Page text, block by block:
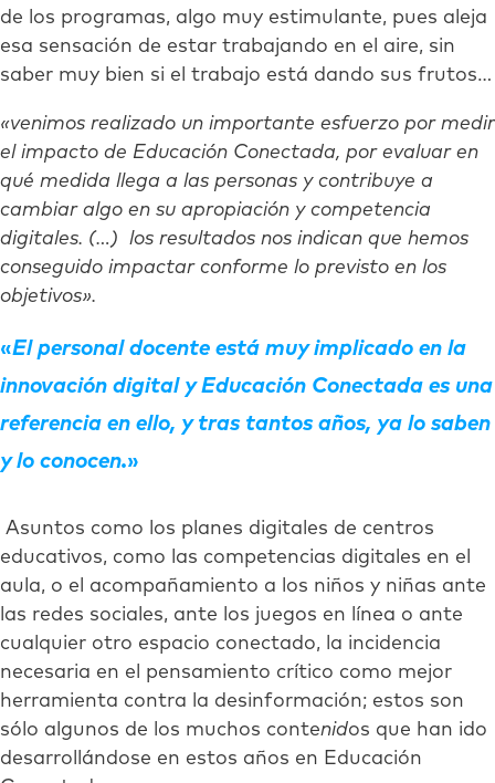
de los programas, algo muy estimulante, pues aleja
esa sensación de estar trabajando en el aire, sin
saber muy bien si el trabajo está dando sus frutos…
«venimos realizado un importante esfuerzo por medir
el impacto de Educación Conectada, por evaluar en
qué medida llega a las personas y contribuye a
cambiar algo en su apropiación y competencia
digitales. (…) los resultados nos indican que hemos
conseguido impactar conforme lo previsto en los
objetivos».
El personal docente está muy implicado en la
innovación digital y Educación Conectada es una
referencia en ello, y tras tantos años, ya lo saben
y lo conocen.
Asuntos como los planes digitales de centros
educativos, como las competencias digitales en el
aula, o el acompañamiento a los niños y niñas ante
las redes sociales, ante los juegos en línea o ante
cualquier otro espacio conectado, la incidencia
necesaria en el pensamiento crítico como mejor
herramienta contra la desinformación; estos son
sólo algunos de los muchos contenidos que han ido
desarrollándose en estos años en Educación